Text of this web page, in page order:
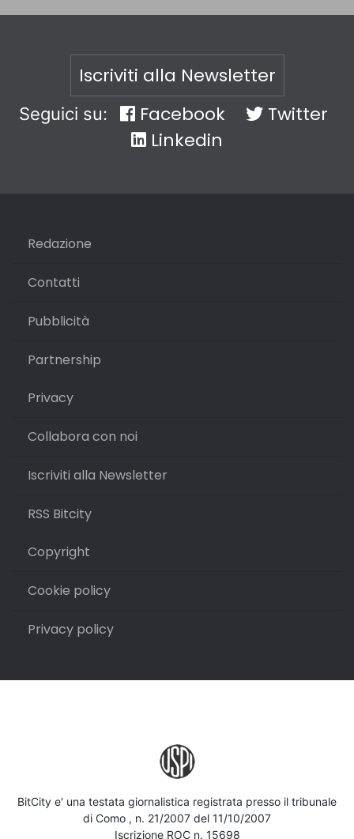
Iscriviti alla Newsletter
Seguici su: Facebook
Twitter
Linkedin
Redazione
Contatti
Pubblicità
Partnership
Privacy
Collabora con noi
Iscriviti alla Newsletter
RSS Bitcity
Copyright
Cookie policy
Privacy policy
BitCity e' una testata giornalistica registrata presso il tribunale
di Como , n. 21/2007 del 11/10/2007
Iscrizione ROC n. 15698